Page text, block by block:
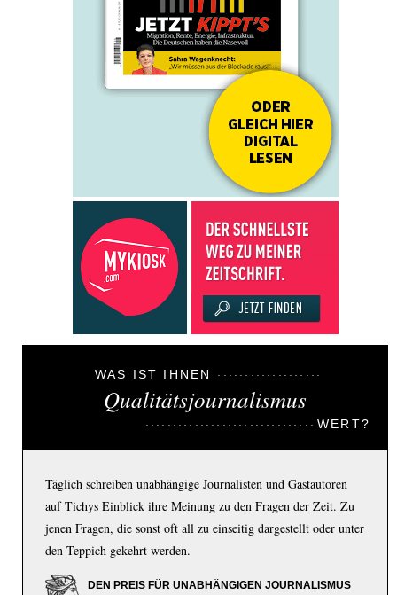
WAS IST IHNEN
Qualitätsjournalismus
WERT?
Täglich schreiben unabhängige Journalisten und Gastautoren
auf Tichys Einblick ihre Meinung zu den Fragen der Zeit. Zu
jenen Fragen, die sonst oft all zu einseitig dargestellt oder unter
den Teppich gekehrt werden.
DEN PREIS FÜR UNABHÄNGIGEN JOURNALISMUS